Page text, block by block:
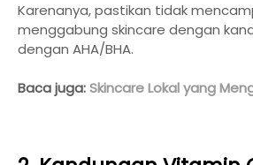
Karenanya, pastikan tidak
menggabung skincare dengan
dengan AHA/BHA.
Baca juga:Skincare Lokal yang